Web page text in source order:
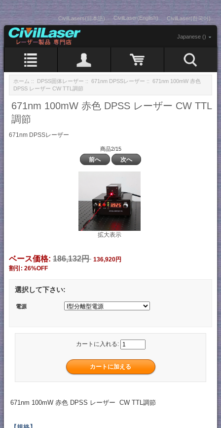
CivilLasers(日本語) CivilLaser(English) CivilLaser(한국어)
Japanese ()
ホーム :: DPSS固体レーザー :: 671nm DPSSレーザー :: 671nm 100mW 赤色
DPSS レーザー CW TTL調節
671nm 100mW 赤色 DPSS レーザー CW TTL
調節
671nm DPSSレーザー
商品2/15
前へ 次へ
拡大表示
ベース価格: 186,132円 136,920円
割引: 26%OFF
選択して下さい:
電源
カートに入れる:
671nm 100mW 赤色 DPSS レーザー CW TTL調節